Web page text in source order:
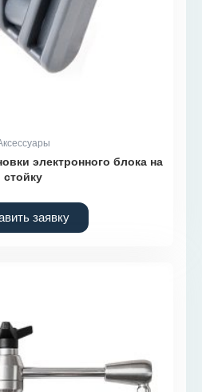
электронного блока на
стойку
заявку